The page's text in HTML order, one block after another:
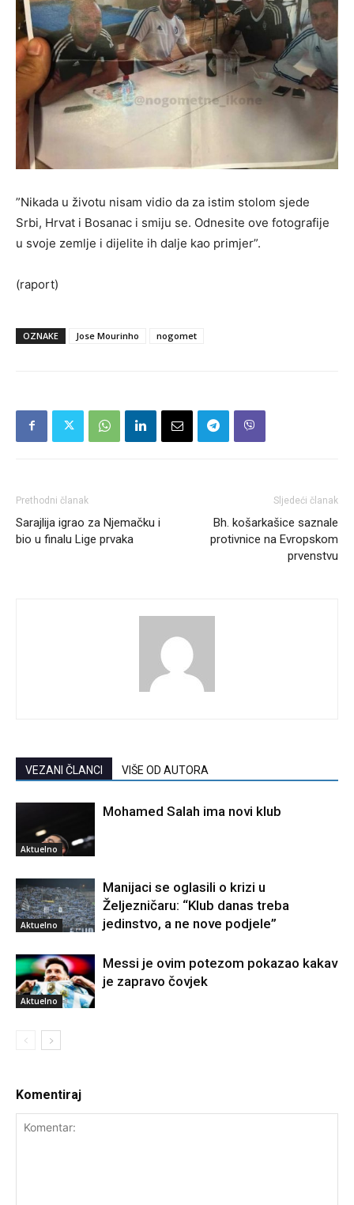
”Nikada u životu nisam vidio da za istim stolom sjede
Srbi, Hrvat i Bosanac i smiju se. Odnesite ove fotografije
u svoje zemlje i dijelite ih dalje kao primjer”.
(raport)
OZNAKE Jose Mourinho nogomet
Prethodni članak
Sarajlija igrao za Njemačku i
bio u finalu Lige prvaka
Sljedeći članak
Bh. košarkašice saznale
protivnice na Evropskom
prvenstvu
VEZANI ČLANCI VIŠE OD AUTORA
Aktuelno
Mohamed Salah ima novi klub
Aktuelno
Manijaci se oglasili o krizi u
Željezničaru: “Klub danas treba
jedinstvo, a ne nove podjele”
Aktuelno
Messi je ovim potezom pokazao kakav
je zapravo čovjek
Komentiraj